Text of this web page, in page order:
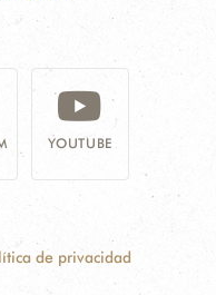
YOUTUBE
de privacidad